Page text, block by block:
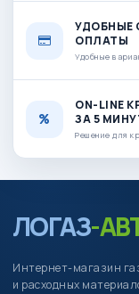
УДОБНЫЕ
ОПЛАТЫ
Удобные
ON-LINE
ЗА 5
Решение для
ЛОГАЗ-
Интернет-магазин
и расходных